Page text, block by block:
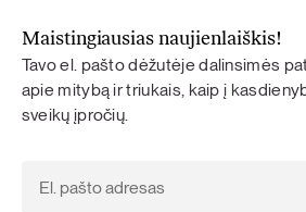
Maistingiausias naujienlaiškis!
Tavo el. pašto dėžutėje dalinsimės
apie mitybą ir triukais, kaip į
sveikų įpročių.